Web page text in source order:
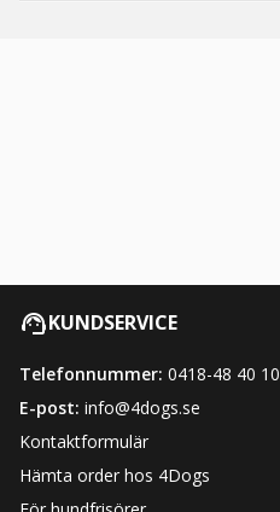
KUNDSERVICE
Telefonnummer: 0418-48 40 10
E-post: info@4dogs.se
Kontaktformulär
Hämta order hos 4Dogs